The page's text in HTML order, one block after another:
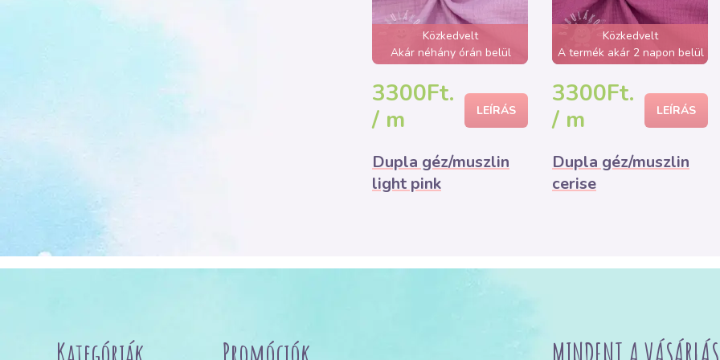
Közkedvelt
Akár néhány órán belül
elfogyhat!
3300Ft.
/ m
LEÍRÁS
Dupla géz/muszlin
light pink
Közkedvelt
A termék akár 2 napon belül
elfogyhat!
3300Ft.
/ m
LEÍRÁS
Dupla géz/muszlin
cerise